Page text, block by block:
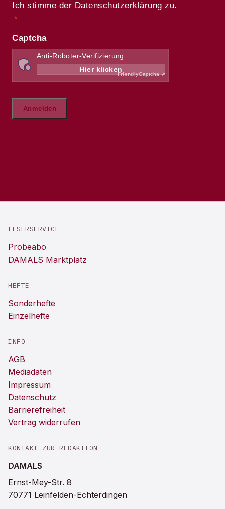
LESERSERVICE
Probeabo
DAMALS Marktplatz
HEFTE
Sonderhefte
Einzelhefte
INFO
AGB
Mediadaten
Impressum
Datenschutz
Barrierefreiheit
Vertrag widerrufen
KONTAKT ZUR REDAKTION
DAMALS
Ernst-Mey-Str. 8
70771 Leinfelden-Echterdingen